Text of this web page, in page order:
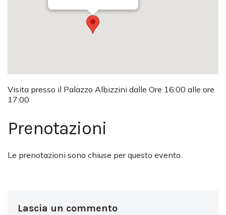
Visita presso il Palazzo Albizzini dalle Ore 16:00 alle ore
17:00
Prenotazioni
Le prenotazioni sono chiuse per questo evento.
Lascia un commento